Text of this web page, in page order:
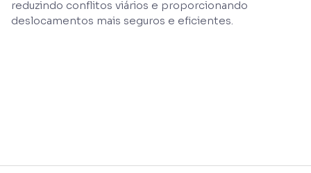
reduzindo conflitos viários e proporcionando
deslocamentos mais seguros e eficientes.